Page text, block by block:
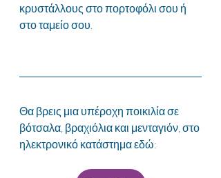
κρυστάλλους στο πορτοφόλι σου ή
στο ταμείο σου.
Θα βρεις μια υπέροχη ποικιλία σε
βότσαλα, βραχιόλια και μενταγιόν, στο
ηλεκτρονικό κατάστημα εδώ: